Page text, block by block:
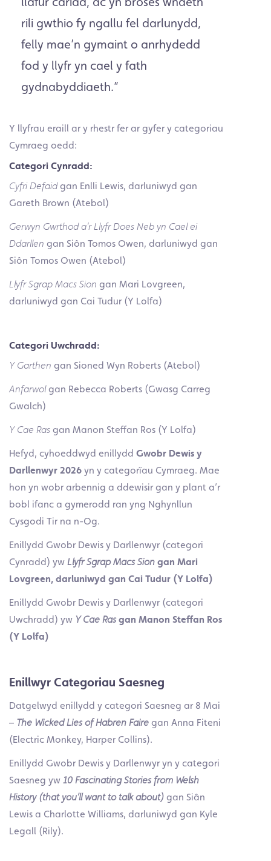
rili gwthio fy ngallu fel darlunydd,
felly mae’n gymaint o anrhydedd
fod y llyfr yn cael y fath
gydnabyddiaeth.”
Y llyfrau eraill ar y rhestr fer ar gyfer y categoriau
Cymraeg oedd:
Categori Cynradd:
Cyfri Defaidgan Enlli Lewis, darluniwyd gan
Gareth Brown (Atebol)
Gerwyn Gwrthod a’r Llyfr Does Neb yn Cael ei
Ddarllen gan Siôn Tomos Owen, darluniwyd gan
Siôn Tomos Owen (Atebol)
Llyfr Sgrap Macs Sion gan Mari Lovgreen,
darluniwyd gan Cai Tudur (Y Lolfa)
Categori Uwchradd:
Y Garthen gan Sioned Wyn Roberts (Atebol)
Anfarwolgan Rebecca Roberts (Gwasg Carreg
Gwalch)
Y Cae Ras gan Manon Steffan Ros (Y Lolfa)
Hefyd, cyhoeddwyd enillydd Gwobr Dewis y
Darllenwyr 2026 yn y categorïau Cymraeg. Mae
hon yn wobr arbennig a ddewisir gan y plant a’r
bobl ifanc a gymerodd ran yng Nghynllun
Cysgodi Tir na n-Og.
Enillydd Gwobr Dewis y Darllenwyr (categori
Cynradd) yw Llyfr Sgrap Macs Sion gan Mari
Lovgreen, darluniwyd gan Cai Tudur (Y Lolfa)
Enillydd Gwobr Dewis y Darllenwyr (categori
Uwchradd) yw Y Cae Rasgan Manon Steffan Ros
(Y Lolfa)
Enillwyr Categoriau Saesneg
Datgelwyd enillydd y categori Saesneg ar 8 Mai
– The Wicked Lies of Habren Faire gan Anna Fiteni
(Electric Monkey, Harper Collins).
Enillydd Gwobr Dewis y Darllenwyr yn y categori
Saesneg yw 10 Fascinating Stories from Welsh
History (that you’ll want to talk about) gan Siân
Lewis a Charlotte Williams, darluniwyd gan Kyle
Legall (Rily).